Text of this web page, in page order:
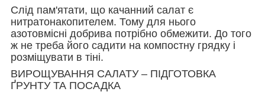
Слід пам'ятати, що качанний салат є
нитратонакопителем. Тому для нього
азотовмісні добрива потрібно обмежити. До того
ж не треба його садити на компостну грядку і
розміщувати в тіні.
ВИРОЩУВАННЯ САЛАТУ – ПІДГОТОВКА
ҐРУНТУ ТА ПОСАДКА